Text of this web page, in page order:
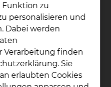
Braunschweig
Braunschweig
zu
personalisieren und
Dabei werden
Verarbeitung finden
Sie
erlaubten Cookies